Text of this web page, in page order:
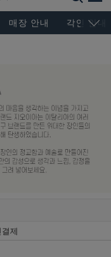
2004
매장 안내 각인 안내
제